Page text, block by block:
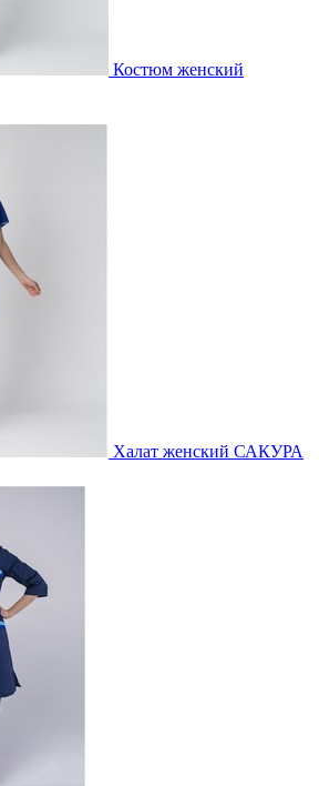
Костюм женский
Халат женский САКУРА